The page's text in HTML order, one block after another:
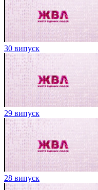
30 випуск
29 випуск
28 випуск